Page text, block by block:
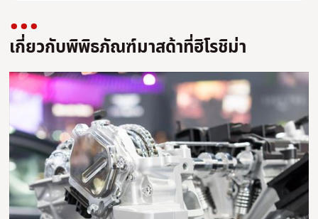
เกี่ยวกับพิพิธภัณฑ์มาสด้าที่ฮิโรชิม่า